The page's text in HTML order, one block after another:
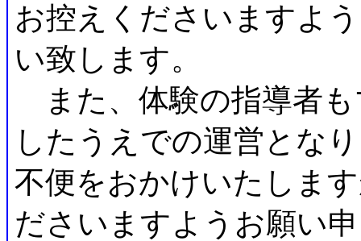
お控えくださいますよ
い致します。
また、体験の指導者も
したうえでの運営とな
不便をおかけいたしま
ださいますようお願い